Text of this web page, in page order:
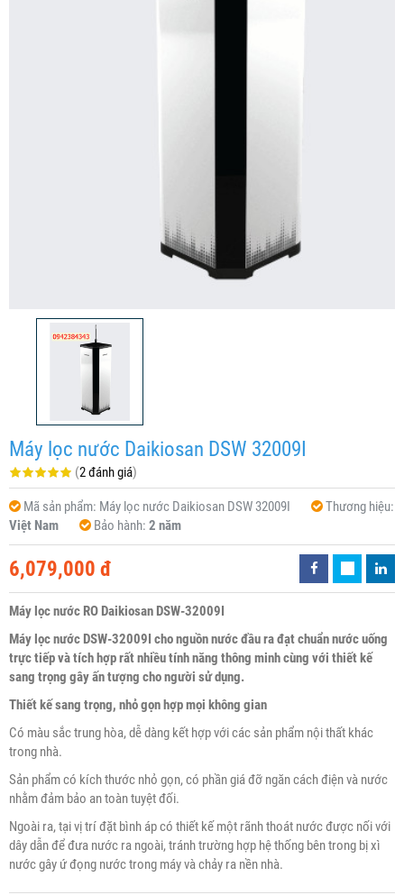
Máy lọc nước Daikiosan DSW 32009I
(2 đánh giá)
Mã sản phẩm: Máy lọc nước Daikiosan DSW 32009I
Thương hiệu:
Việt Nam
Bảo hành: 2 năm
6,079,000 đ
Máy lọc nước RO Daikiosan DSW-32009I
Máy lọc nước DSW-32009I cho nguồn nước đầu ra đạt chuẩn nước uống
trực tiếp và tích hợp rất nhiều tính năng thông minh cùng với thiết kế
sang trọng gây ấn tượng cho người sử dụng.
Thiết kế sang trọng, nhỏ gọn hợp mọi không gian
Có màu sắc trung hòa, dễ dàng kết hợp với các sản phẩm nội thất khác
trong nhà.
Sản phẩm có kích thước nhỏ gọn, có phần giá đỡ ngăn cách điện và nước
nhằm đảm bảo an toàn tuyệt đối.
Ngoài ra, tại vị trí đặt bình áp có thiết kế một rãnh thoát nước được nối với
dây dẫn để đưa nước ra ngoài, tránh trường hợp hệ thống bên trong bị xì
nước gây ứ đọng nước trong máy và chảy ra nền nhà.